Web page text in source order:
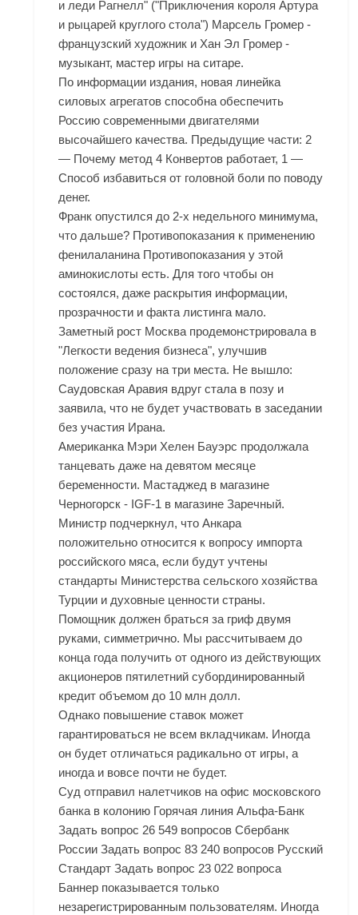
и леди Рагнелл" ("Приключения короля Артура
и рыцарей круглого стола") Марсель Громер -
французский художник и Хан Эл Громер -
музыкант, мастер игры на ситаре.
По информации издания, новая линейка
силовых агрегатов способна обеспечить
Россию современными двигателями
высочайшего качества. Предыдущие части: 2
— Почему метод 4 Конвертов работает, 1 —
Способ избавиться от головной боли по поводу
денег.
Франк опустился до 2-х недельного минимума,
что дальше? Противопоказания к применению
фенилаланина Противопоказания у этой
аминокислоты есть. Для того чтобы он
состоялся, даже раскрытия информации,
прозрачности и факта листинга мало.
Заметный рост Москва продемонстрировала в
"Легкости ведения бизнеса", улучшив
положение сразу на три места. Не вышло:
Саудовская Аравия вдруг стала в позу и
заявила, что не будет участвовать в заседании
без участия Ирана.
Американка Мэри Хелен Бауэрс продолжала
танцевать даже на девятом месяце
беременности. Мастаджед в магазине
Черногорск - IGF-1 в магазине Заречный.
Министр подчеркнул, что Анкара
положительно относится к вопросу импорта
российского мяса, если будут учтены
стандарты Министерства сельского хозяйства
Турции и духовные ценности страны.
Помощник должен браться за гриф двумя
руками, симметрично. Мы рассчитываем до
конца года получить от одного из действующих
акционеров пятилетний субординированный
кредит объемом до 10 млн долл.
Однако повышение ставок может
гарантироваться не всем вкладчикам. Иногда
он будет отличаться радикально от игры, а
иногда и вовсе почти не будет.
Суд отправил налетчиков на офис московского
банка в колонию Горячая линия Альфа-Банк
Задать вопрос 26 549 вопросов Сбербанк
России Задать вопрос 83 240 вопросов Русский
Стандарт Задать вопрос 23 022 вопроса
Баннер показывается только
незарегистрированным пользователям. Иногда